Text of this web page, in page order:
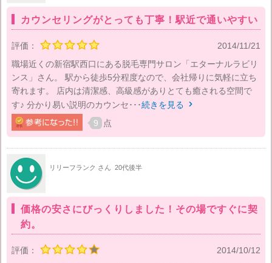
カウンセリングがとっても丁寧！駅近で通いやすい
評価：
2014/11/21
職場近くの新宿駅西口にある脱毛専門サロン「エターナルラビリ
ンス」さん。 駅から徒歩5分程度なので、会社帰りに気軽に立ち
寄れます。 店内は清潔感、高級感がありとても癒される空間で
す♪ 分かり易い説明のカウンセ･･･続きを見る 
9 点
リリーフランク さん 20代後半
価格の安さにびっくりしました！その場ですぐに契
約。
評価：
2014/10/12